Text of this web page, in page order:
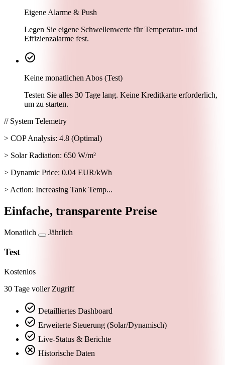
Eigene Alarme & Push
Legen Sie eigene Schwellenwerte für Temperatur‑ und
Effizienzalarme fest.
check_circle
Keine monatlichen Abos (Test)
Testen Sie alles 30 Tage lang. Keine Kreditkarte erforderlich,
um zu starten.
// System Telemetry
> COP Analysis: 4.8 (Optimal)
> Solar Radiation: 650 W/m²
> Dynamic Price: 0.04 EUR/kWh
> Action: Increasing Tank Temp...
Einfache, transparente Preise
Monatlich Jährlich
Test
Kostenlos
30 Tage voller Zugriff
check_circle Detailliertes Dashboard
check_circle Erweiterte Steuerung (Solar/Dynamisch)
check_circle Live‑Status & Berichte
cancel Historische Daten